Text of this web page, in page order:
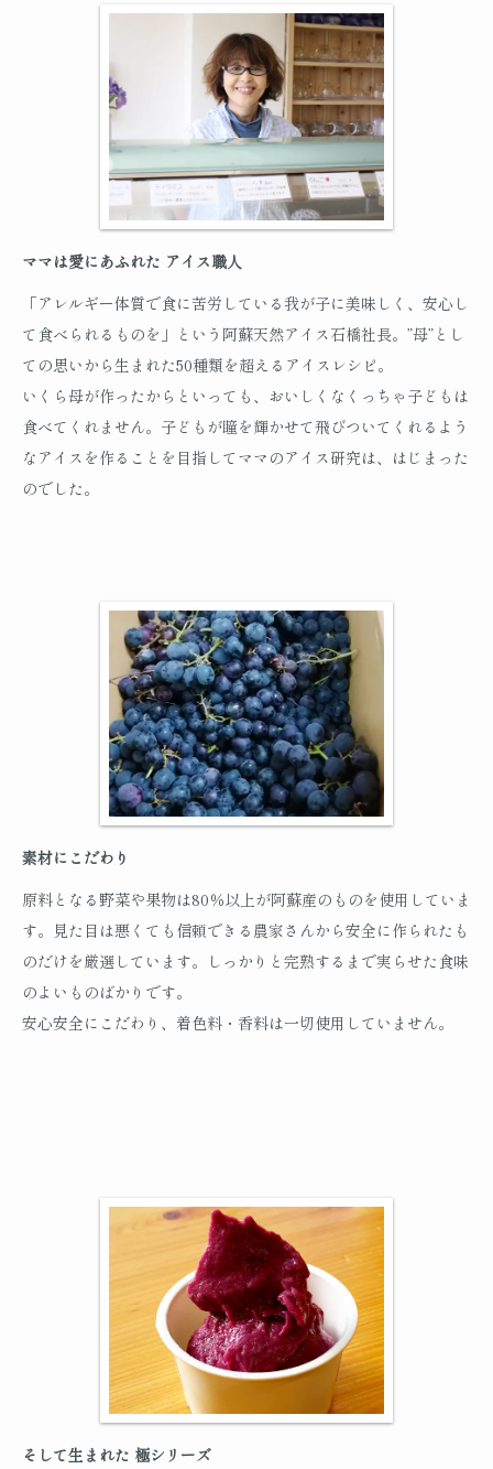
ママは愛にあふれた アイス職人
「アレルギー体質で食に苦労している我が子に美味しく、安心し
て食べられるものを」という阿蘇天然アイス石橋社長。”母”とし
ての思いから生まれた50種類を超えるアイスレシピ。
いくら母が作ったからといっても、おいしくなくっちゃ子どもは
食べてくれません。子どもが瞳を輝かせて飛びついてくれるよう
なアイスを作ることを目指してママのアイス研究は、はじまった
のでした。
素材にこだわり
原料となる野菜や果物は80％以上が阿蘇産のものを使用していま
す。見た目は悪くても信頼できる農家さんから安全に作られたも
のだけを厳選しています。しっかりと完熟するまで実らせた食味
のよいものばかりです。
安心安全にこだわり、着色料・香料は一切使用していません。
そして生まれた 極シリーズ